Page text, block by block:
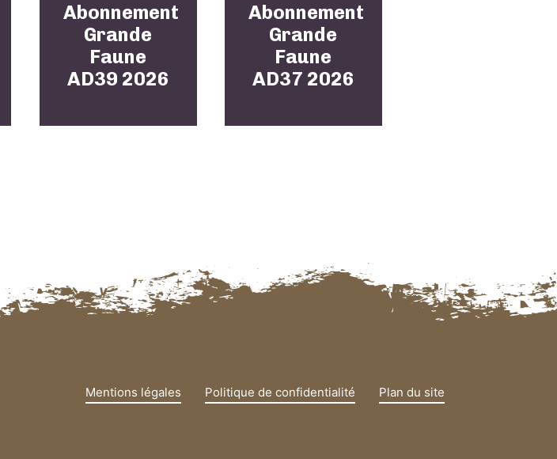
Abonnement
Grande
Faune
AD39 2026
Abonnement
Grande
Faune
AD37 2026
Mentions légales
Politique de confidentialité Plan du site